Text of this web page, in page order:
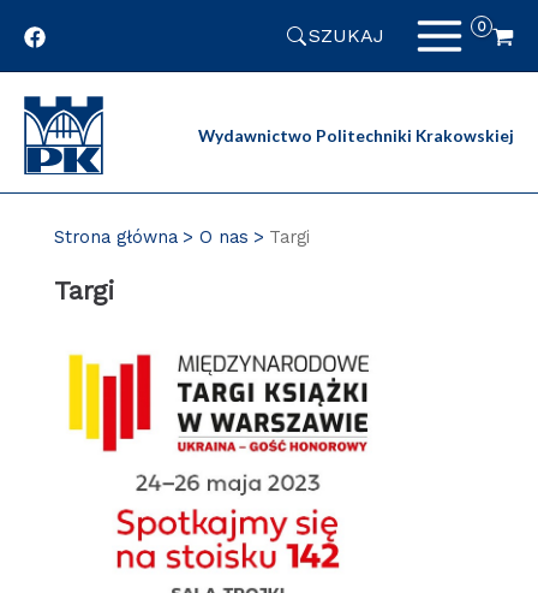
SZUKAJ
Wydawnictwo Politechniki Krakowskiej
Strona główna O nas Targi
Targi